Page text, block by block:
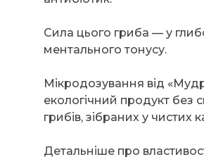
Сила цього гриба — у
ментального тонусу.
Мікродозування від
екологічний продукт без
грибів, зібраних у чистих
Детальніше про